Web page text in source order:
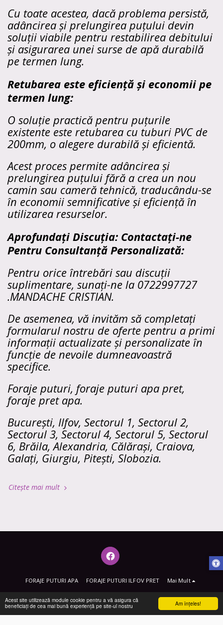
Am înţeles!
Acest site utilizează module cookie pentru a vă asigura că
beneficiați de cea mai bună experiență pe site-ul nostru
Cu toate acestea, dacă problema persistă,
adâncirea și prelungirea puțului devin
soluții viabile pentru restabilirea debitului
și asigurarea unei surse de apă durabilă
pe termen lung.
Retubarea este eficiență și economii pe
termen lung:
O soluție practică pentru puțurile
existente este retubarea cu tuburi PVC de
200mm, o alegere durabilă și eficientă.
Acest proces permite adâncirea și
prelungirea puțului fără a crea un nou
camin sau cameră tehnică, traducându-se
în economii semnificative și eficiență în
utilizarea resurselor.
Aprofundați Discuția: Contactați-ne
Pentru Consultanță Personalizată:
Pentru orice întrebări sau discuții
suplimentare, sunați-ne la 0722997727
.MANDACHE CRISTIAN.
De asemenea, vă invităm să completați
formularul nostru de oferte pentru a primi
informații actualizate și personalizate în
funcție de nevoile dumneavoastră
specifice.
Foraje puturi, foraje puturi apa pret,
foraje pret apa.
București, Ilfov, Sectorul 1, Sectorul 2,
Sectorul 3, Sectorul 4, Sectorul 5, Sectorul
6, Brăila, Alexandria, Călărași, Craiova,
Galați, Giurgiu, Pitești, Slobozia.
Citește mai mult
FORAJE PUTURI APA FORAJE PUTURI ILFOV PRET Mai Mult
FORAJE PUTURI APA